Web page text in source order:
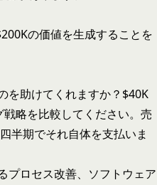
の価値を生成することを
を助けてくれますか？$40K
略を比較してください。売
半期でそれ自体を支払いま
プロセス改善、ソフトウェア